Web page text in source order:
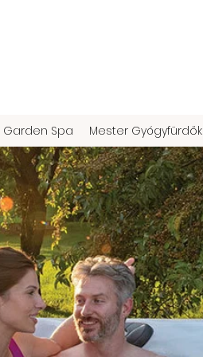
Garden Spa Mester Gyógyfürdők